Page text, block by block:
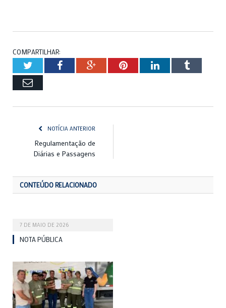
COMPARTILHAR:
TwitterFacebookGoogle+PinterestLinkedInTumblr
Email
NOTÍCIA ANTERIOR
Regulamentação de
Diárias e Passagens
CONTEÚDO RELACIONADO
7 DE MAIO DE 2026
NOTA PÚBLICA